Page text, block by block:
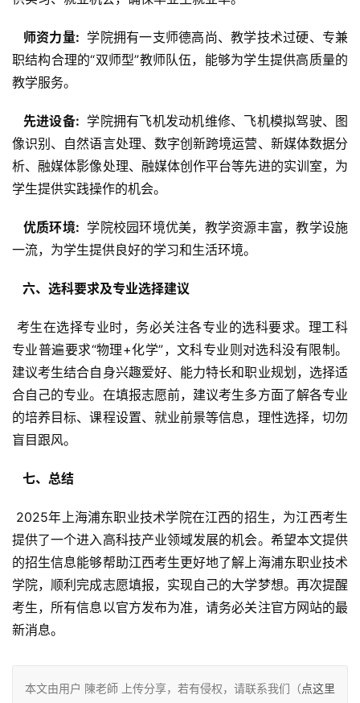
  师资力量:
学院拥有一支师德高尚、教学技术过硬、专兼
职结构合理的“双师型”教师队伍，能够为学生提供高质量的
教学服务。
  先进设备:
学院拥有飞机发动机维修、飞机模拟驾驶、图
像识别、自然语言处理、数字创新跨境运营、新媒体数据分
析、融媒体影像处理、融媒体创作平台等先进的实训室，为
学生提供实践操作的机会。
  优质环境:
学院校园环境优美，教学资源丰富，教学设施
一流，为学生提供良好的学习和生活环境。
  六、选科要求及专业选择建议
专业普遍要求“物理+化学”，文科专业则对选科没有限制。
建议考生结合自身兴趣爱好、能力特长和职业规划，选择适
合自己的专业。在填报志愿前，建议考生多方面了解各专业
的培养目标、课程设置、就业前景等信息，理性选择，切勿
盲目跟风。
  七、总结
提供了一个进入高科技产业领域发展的机会。希望本文提供
的招生信息能够帮助江西考生更好地了解上海浦东职业技术
学院，顺利完成志愿填报，实现自己的大学梦想。再次提醒
考生，所有信息以官方发布为准，请务必关注官方网站的最
新消息。
本文由用户 陳老師 上传分享，若有侵权，请联系我们（点这里